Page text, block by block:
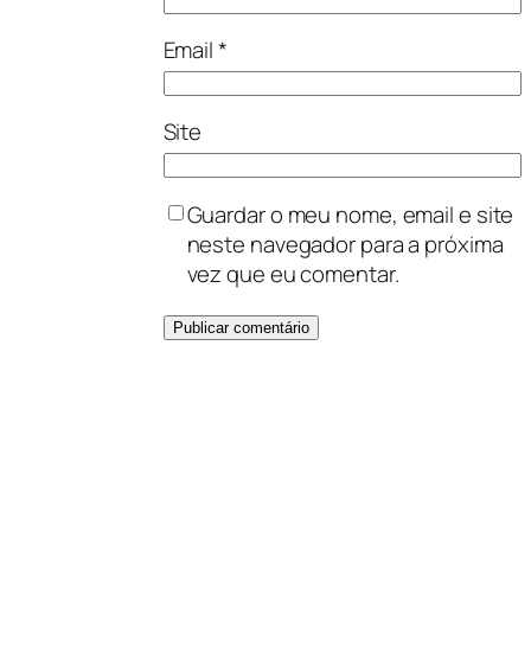
Email*
Site
Guardar o meu nome, email e site
neste navegador para a próxima
vez que eu comentar.